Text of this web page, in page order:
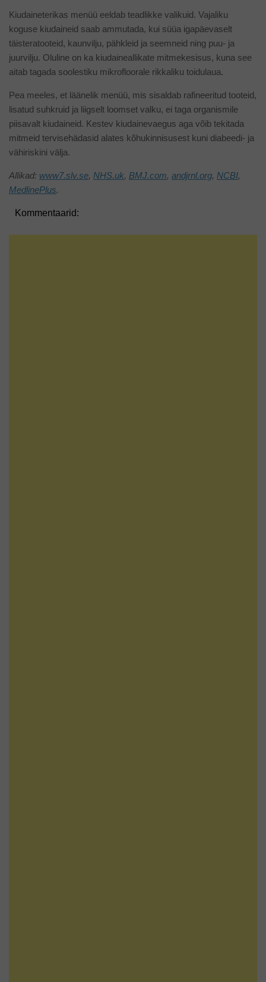
Kiudaineterikas menüü eeldab teadlikke valikuid. Vajaliku
koguse kiudaineid saab ammutada, kui süüa igapäevaselt
täisteratooteid, kaunvilju, pähkleid ja seemneid ning puu- ja
juurvilju. Oluline on ka kiudaineallikate mitmekesisus, kuna see
aitab tagada soolestiku mikrofloorale rikkaliku toidulaua.
Pea meeles, et läänelik menüü, mis sisaldab rafineeritud tooteid,
lisatud suhkruid ja liigselt loomset valku, ei taga organismile
piisavalt kiudaineid. Kestev kiudainevaegus aga võib tekitada
mitmeid tervisehädasid alates kõhukinnisusest kuni diabeedi- ja
vähiriskini välja.
Allikad: www7.slv.se, NHS.uk, BMJ.com, andjrnl.org, NCBI,
MedlinePlus.
Kommentaarid: